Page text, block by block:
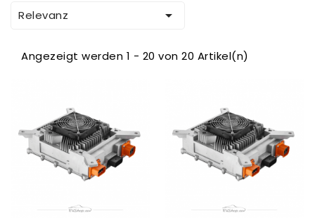
Relevanz 
Angezeigt werden 1 - 20 von 20 Artikel(n)